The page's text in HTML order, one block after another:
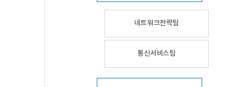
네트워크전략팀
통신서비스팀